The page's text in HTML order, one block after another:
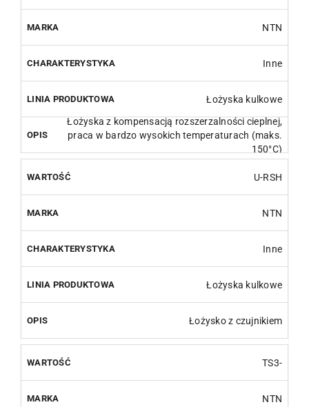
NTN
Inne
Łożyska kulkowe
Łożyska z kompensacją rozszerzalności cieplnej,
praca w bardzo wysokich temperaturach (maks.
150°C)
U-RSH
NTN
Inne
Łożyska kulkowe
Łożysko z czujnikiem
TS3-
NTN